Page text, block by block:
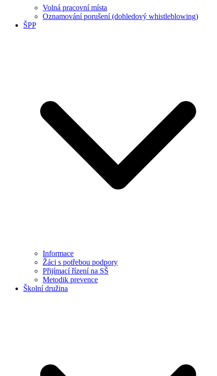
Volná pracovní místa
Oznamování porušení (dohledový whistleblowing)
ŠPP
Informace
Žáci s potřebou podpory
Přijímací řízení na SŠ
Metodik prevence
Školní družina